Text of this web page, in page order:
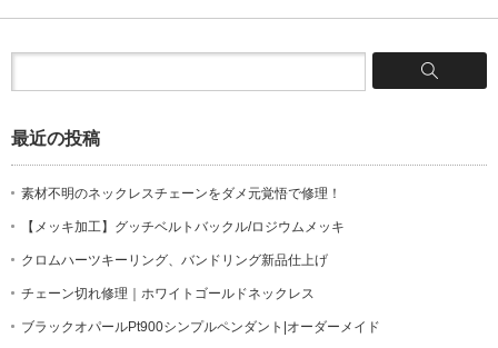
最近の投稿
素材不明のネックレスチェーンをダメ元覚悟で修理！
【メッキ加工】グッチベルトバックル/ロジウムメッキ
クロムハーツキーリング、バンドリング新品仕上げ
チェーン切れ修理｜ホワイトゴールドネックレス
ブラックオパールPt900シンプルペンダント|オーダーメイド